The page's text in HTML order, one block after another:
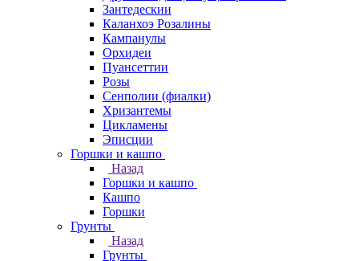
Зантедескии
Каланхоэ Розалины
Кампанулы
Орхидеи
Пуансеттии
Розы
Сенполии (фиалки)
Хризантемы
Цикламены
Эписции
Горшки и кашпо
Назад
Горшки и кашпо
Кашпо
Горшки
Грунты
Назад
Грунты